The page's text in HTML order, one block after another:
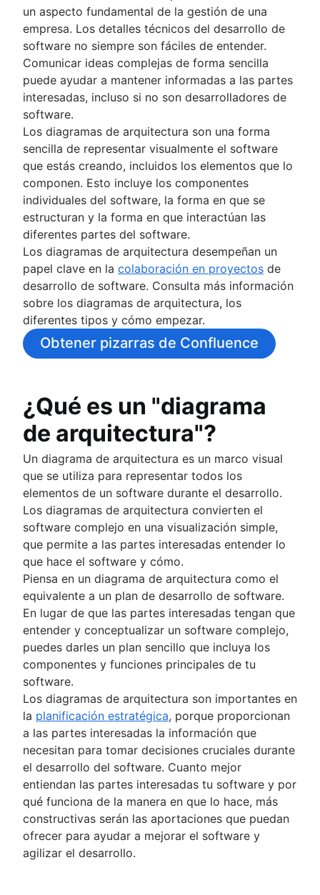
Marketing de eventos
Lanzamiento de la marca
Cómo renovar la marca: elementos
fundamentales y pasos clave
Business objectives
Declaración de misión
Matriz de BCG
Gobernanza del proyecto
proyectos
¿Qué es una planificación maestra
Presupuesto del proyecto
Planificación de recursos
Seguimiento
Planificación de adquisiciones del proyecto
Gestión de recursos empresariales
Gestión de costes del proyecto
Gestiona Proyectos
Corrupción del alcance
Tabla de RACI
Proceso de toma de decisiones
Gestión de varios proyectos
Pizarra en línea
Diseño de proyectos
Sprints de diseño
Mapas de empatía
Estrategia de sesión de pizarra
Mapas mentales
Mapas conceptuales
Mapa de burbujas
Diagramas de Venn
Árbol de decisión
Diagrama de afinidad
Reingeniería de los procesos empresariales
Planificación de recursos
Proceso iterativo
Mapa de procesos
Flujograma de proceso
Documentación de los procesos
Cambio de contexto
Flujogramas
Optimiza tu proceso de aprobación
Diagrama de arquitectura: definición,
mejores prácticas
Diagramas de esquema
Context diagram
Diagramas de AWS
Diagramas de UML
Diagrama SIPOC
Estructura de desglose del trabajo
Diagrama de espagueti
Diagramas de flujo de datos (DFD):
componentes clave
Diagrama de relaciones entre entidades
Potencia los flujos de trabajo en
mediante automatizaciones
Automatización de los procesos
Automatización de procesos
Cómo automatizar tareas
gestión de tareas con ia
Gestión del tiempo
Gestión del tiempo
Herramientas de gestión del tiempo
Diagrama de PERT
Gestión de riesgos
Gestión de riesgos de proyectos
Mitigación de riesgos
Gestión de riesgos
Registro de riesgos
Matriz de riesgos
Gestión de riesgos empresariales
7 cosas interesantes que no sabías que
hacer con las bases de datos de
Simplifica la gestión de contenidos con las
bases de datos de Confluence
Supervisión de proyectos
Informes del panel
Plazo
Control de las horas de trabajo
Índice de rendimiento de costos
Cuellos de botella del proyecto
Cierre de proyectos
Project post-mortem
Lessons learned
Revisión posterior a la implementación
Resolución de problemas 8D
Gestión total de la calidad
Colaboración en proyectos
Presentación
Cultura colaborativa
Presentación
Comunicación colaborativa
Colaboración de Equipos
Consejos de colaboración de usuarios
Creación colaborativa de contenido
Técnica de grupo nominal
Gestión de proyectos en equipo
EQUIPOS MULTIFUNCIONALES
Presentación
Colaboración interdisciplinar
Proceso de aprobaciones
Comunicación entre el equipo y las partes
interesadas
Prácticas recomendadas para la lluvia de ideas
Presentación
Técnicas de lluvia de ideas
Sesión de lluvia de ideas
(próximamente)
Reuniones de equipo eficaces
Presentación
Reuniones colaborativas
Cómo hacer menos reuniones
Notas y órdenes del día de las reuniones
Cadencia de reuniones
Reflexiones de las reuniones
Gestión y liderazgo de equipos
Presentación
Retrospectivas de proyectos
Documentación del proyecto
Estatuto de equipo
Teoría de las partes interesadas
Plan de comunicación
Actividades de implicación de los
Reconocimiento de los empleados
Estilos de gestión
Productividad en el trabajo
Intercambio de conocimientos
Presentación
Presentación
Introducir vídeo en las páginas para mejorar el
intercambio de conocimientos
Gestionar notificaciones y alertas
Base de conocimientos centralizada
Cultura de intercambio de conocimientos
Documentación
Presentación
Importancia de la documentación
Estándares de documentación
Procedimientos operativos estándar
Documentación de los procesos
Cómo crear para tu equipo una única
información o SSoT (Single Source of
Almacenamiento y seguimiento de
Documentación del producto
Project closure
¿En qué consiste el cierre del proyecto?
un aspecto fundamental de la gestión de una
empresa. Los detalles técnicos del desarrollo de
software no siempre son fáciles de entender.
Comunicar ideas complejas de forma sencilla
puede ayudar a mantener informadas a las partes
interesadas, incluso si no son desarrolladores de
software.
Los diagramas de arquitectura son una forma
sencilla de representar visualmente el software
que estás creando, incluidos los elementos que lo
componen. Esto incluye los componentes
individuales del software, la forma en que se
estructuran y la forma en que interactúan las
diferentes partes del software.
Los diagramas de arquitectura desempeñan un
papel clave en la colaboración en proyectos de
desarrollo de software. Consulta más información
sobre los diagramas de arquitectura, los
diferentes tipos y cómo empezar.
Obtener pizarras de Confluence
¿Qué es un "diagrama
de arquitectura"?
Un diagrama de arquitectura es un marco visual
que se utiliza para representar todos los
elementos de un software durante el desarrollo.
Los diagramas de arquitectura convierten el
software complejo en una visualización simple,
que permite a las partes interesadas entender lo
que hace el software y cómo.
Piensa en un diagrama de arquitectura como el
equivalente a un plan de desarrollo de software.
En lugar de que las partes interesadas tengan que
entender y conceptualizar un software complejo,
puedes darles un plan sencillo que incluya los
componentes y funciones principales de tu
software.
Los diagramas de arquitectura son importantes en
la planificación estratégica, porque proporcionan
a las partes interesadas la información que
necesitan para tomar decisiones cruciales durante
el desarrollo del software. Cuanto mejor
entiendan las partes interesadas tu software y por
qué funciona de la manera en que lo hace, más
constructivas serán las aportaciones que puedan
ofrecer para ayudar a mejorar el software y
agilizar el desarrollo.